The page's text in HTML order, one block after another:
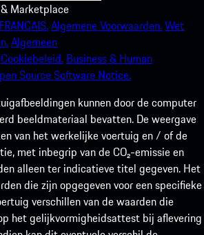
Marketplace
FRANCAIS.Algemene Voorwaarden.Wet
Algemeen
Cookiebeleid. Business & Human
Source Software Notice.
kunnen door de computer
beeldmateriaal bevatten. De weergave
van het werkelijke voertuig en / of de
met inbegrip van de CO₂-emissie en
alleen ter indicatieve titel gegeven. Het
die zijn opgegeven voor een specifieke
verschillen van de waarden die
het gelijkvormigheidsattest bij aflevering